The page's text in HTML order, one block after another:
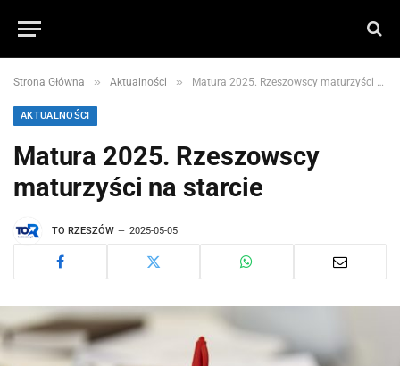
Strona Główna » Aktualności » Matura 2025. Rzeszowscy maturzyści na starcie
AKTUALNOŚCI
Matura 2025. Rzeszowscy
maturzyści na starcie
TO RZESZÓW 2025-05-05